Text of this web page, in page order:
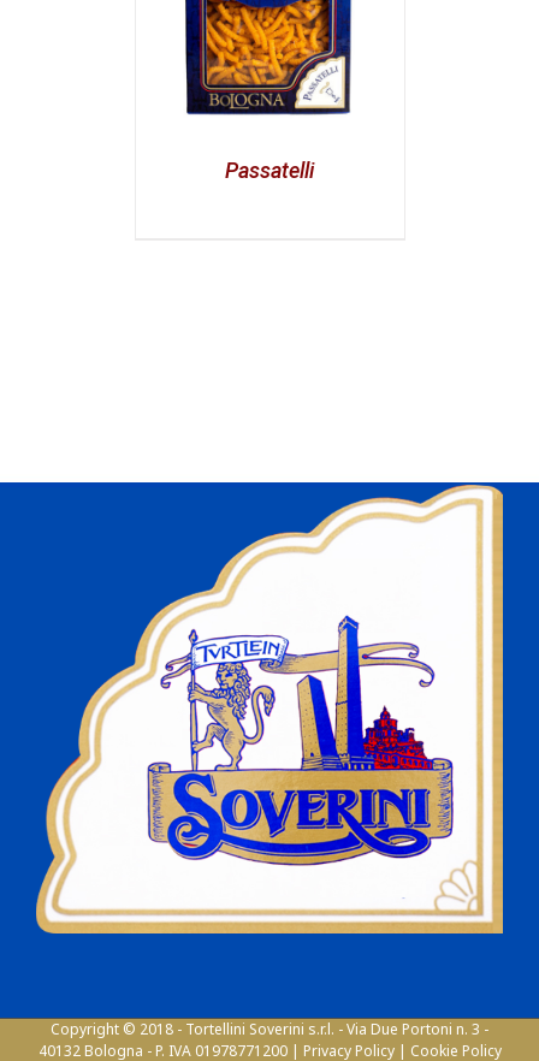
Passatelli
Copyright © 2018 - Tortellini Soverini s.r.l. - Via Due Portoni n. 3 -
40132 Bologna - P. IVA 01978771200 | Privacy Policy| Cookie Policy